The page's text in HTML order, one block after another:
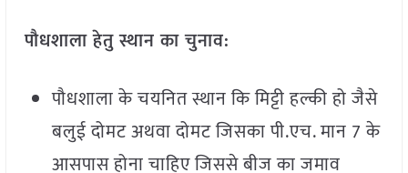
पौधशाला हेतु स्थान का चुनाव:
पौधशाला के चयनित स्थान कि मिट्टी हल्की हो जैसे
बलुई दोमट अथवा दोमट जिसका पी.एच. मान 7 के
आसपास होना चाहिए जिससे बीज का जमाव